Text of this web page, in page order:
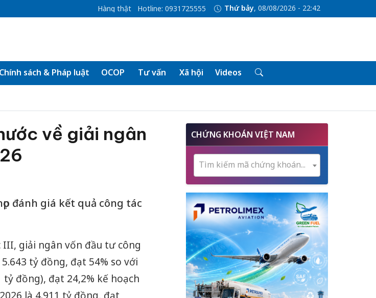
Hàng thật Hotline: 0931725555 Thứ bảy, 08/08/2026 - 22:42
Chính sách & Pháp luật OCOP Tư vấn Xã hội Videos
về giải ngân
đánh giá kết quả công tác
III, giải ngân vốn đầu tư công
tỷ đồng, đạt 54% so với
đồng), đạt 24,2% kế hoạch
CHỨNG KHOÁN VIỆT NAM
Tìm kiếm mã chứng khoán...